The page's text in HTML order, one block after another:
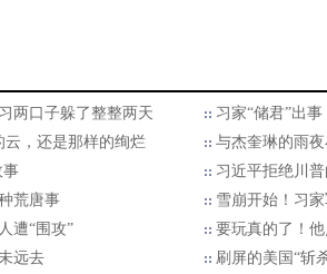
两口子躲了整整两天
习家“储君”出
云，还是那样的绚烂
与杰奎琳的雨
事
习近平拒绝川普
荒唐事
雪崩开始！习
遭“围攻”
要玩真的了！
远去
刷屏的美国“斩